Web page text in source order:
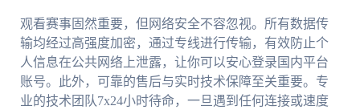
观看赛事固然重要，但网络安全不容忽视。所有数据传
输均经过高强度加密，通过专线进行传输，有效防止个
人信息在公共网络上泄露，让你可以安心登录国内平台
账号。此外，可靠的售后与实时技术保障至关重要。专
业的技术团队7x24小时待命，一旦遇到任何连接或速度